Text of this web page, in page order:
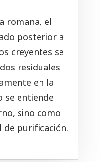
romana, el
posterior a
creyentes se
residuales
en la
se entiende
sino como
purificación.